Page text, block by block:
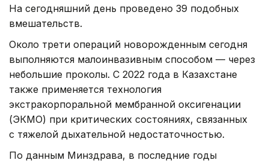
На сегодняшний день проведено 39 подобных
вмешательств.
Около трети операций новорожденным сегодня
выполняются малоинвазивным способом — через
небольшие проколы. С 2022 года в Казахстане
также применяется технология
экстракорпоральной мембранной оксигенации
(ЭКМО) при критических состояниях, связанных
с тяжелой дыхательной недостаточностью.
По данным Минздрава, в последние годы